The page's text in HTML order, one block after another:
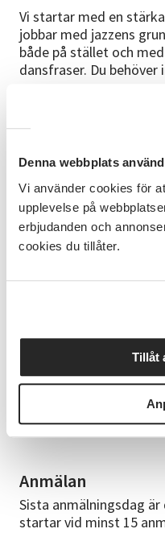
Denna webbplats
Vi använder cookies för
upplevelse på
erbjudanden och
cookies du tillåter.
Tillåt
Vi startar med en
jobbar med jazzens
både på stället och
dansfraser. Du
Ingen tidigare
Målgrupp
Seniorer.
Vi är måna om att alla
har därför möjlighet
I deltagaravgiften
Anmälan
Sista anmälningsdag
startar vid minst 15